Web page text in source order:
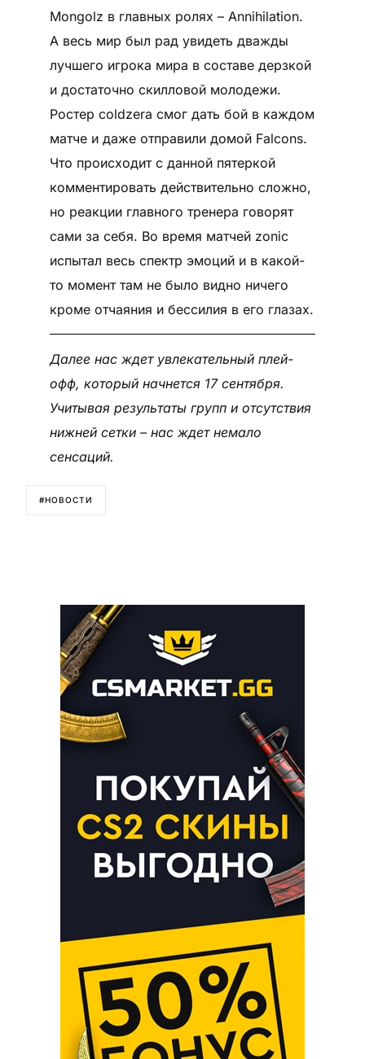
Mongolz в главных ролях – Annihilation.
А весь мир был рад увидеть дважды
лучшего игрока мира в составе дерзкой
и достаточно скилловой молодежи.
Ростер coldzera смог дать бой в каждом
матче и даже отправили домой Falcons.
Что происходит с данной пятеркой
комментировать действительно сложно,
но реакции главного тренера говорят
сами за себя. Во время матчей zonic
испытал весь спектр эмоций и в какой-
то момент там не было видно ничего
кроме отчаяния и бессилия в его глазах.
Далее нас ждет увлекательный плей-
офф, который начнется 17 сентября.
Учитывая результаты групп и отсутствия
нижней сетки – нас ждет немало
сенсаций.
#НОВОСТИ